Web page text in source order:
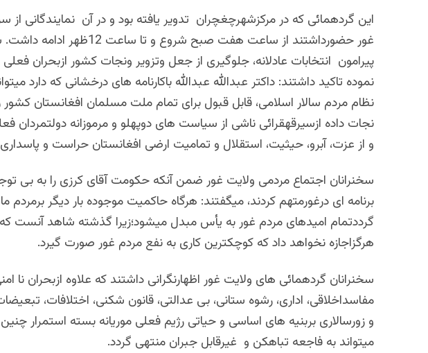
این گردهمائی که در مرکزشهرچغچران تدویر یافته بود و در آن نمایندگانی از
غور حضورداشتند از ساعت هفت صبح شروع و تا ساعت
پیرامون انتخابات عادلانه، جلوگیری از جعل وتزویر ونجات کشور ازبحران
نموده تاکید داشتند: داکتر عبدالله عبدالله باکارنامه های درخشانی که دارد
نظام مردم سالار اسلامی، قابل قبول برای تمام ملت مسلمان افغانستان کشور
نجات داده ازسیرقهقرائی ناشی از سیاست های دوپهلو و مرموزانه دولتمردان
و از عزت، آبرو، حیثیت، استقلال و تمامیت ارضی افغانستان حراست و پاسداری
سخنرانان اجتماع مردمی ولایت غور ضمن آنکه حکومت آقای کرزی را به بی
برنامه ای درغورمتهم کردند، میگفتند: هرگاه حاکمیت موجوده بار دیگر برمردم
گرددتمام امیدهای مردم غور به یأس مبدل میشود؛زیرا گذشته شاهد آنست
هرگزاجازه نخواهد داد که کوچکترین کاری به نفع مردم غور صورت گیرد.
سخنرانان گردهمائی های ولایت غور اظهارنگرانی داشتند که علاوه ازبحران نا
مفاسداخلاقی، اداری، رشوه ستانی، بی عدالتی، قانون شکنی، اختلافات،
و زورسالاری بربنیه های اساسی و حیاتی رژیم فعلی موریانه بسته استمرار
میتواند به فاجعه تباهکن و غیرقابل جبران منتهی گردد.